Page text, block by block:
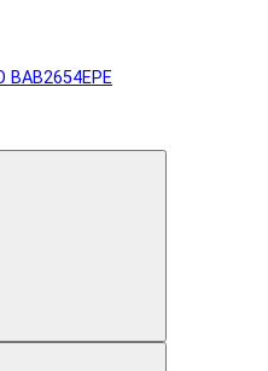
BAB2654EPE